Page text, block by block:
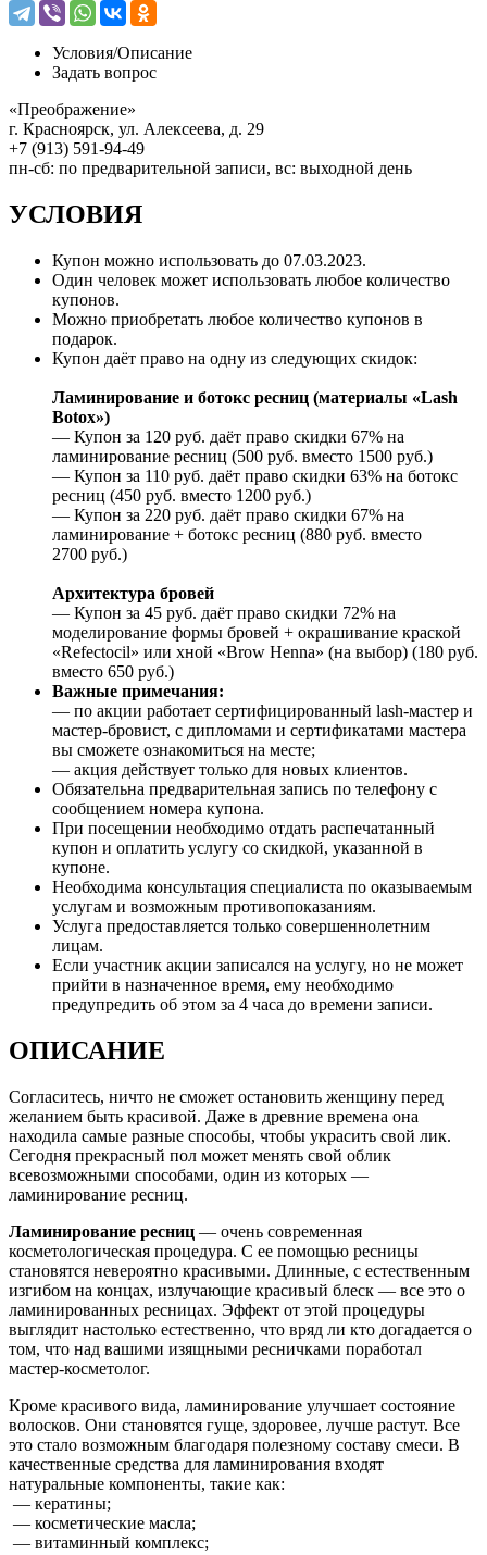
Условия/Описание
Задать вопрос
«Преображение»
г. Красноярск, ул. Алексеева, д. 29
+7 (913) 591-94-49
пн-сб: по предварительной записи, вс: выходной день
УСЛОВИЯ
Купон можно использовать до 07.03.2023.
Один человек может использовать любое количество
купонов.
Можно приобретать любое количество купонов в
подарок.
Купон даёт право на одну из следующих скидок:
Ламинирование и ботокс ресниц (материалы «Lash
Botox»)
— Купон за 120 руб. даёт право скидки 67% на
ламинирование ресниц (500 руб. вместо 1500 руб.)
— Купон за 110 руб. даёт право скидки 63% на ботокс
ресниц (450 руб. вместо 1200 руб.)
— Купон за 220 руб. даёт право скидки 67% на
ламинирование + ботокс ресниц (880 руб. вместо
2700 руб.)
Архитектура бровей
— Купон за 45 руб. даёт право скидки 72% на
моделирование формы бровей + окрашивание краской
«Refectocil» или хной «Brow Henna» (на выбор) (180 руб.
вместо 650 руб.)
Важные примечания:
— по акции работает сертифицированный lash-мастер и
мастер-бровист, с дипломами и сертификатами мастера
вы сможете ознакомиться на месте;
— акция действует только для новых клиентов.
Обязательна предварительная запись по телефону с
сообщением номера купона.
При посещении необходимо отдать распечатанный
купон и оплатить услугу со скидкой, указанной в
купоне.
Необходима консультация специалиста по оказываемым
услугам и возможным противопоказаниям.
Услуга предоставляется только совершеннолетним
лицам.
Если участник акции записался на услугу, но не может
прийти в назначенное время, ему необходимо
предупредить об этом за 4 часа до времени записи.
ОПИСАНИЕ
Согласитесь, ничто не сможет остановить женщину перед
желанием быть красивой. Даже в древние времена она
находила самые разные способы, чтобы украсить свой лик.
Сегодня прекрасный пол может менять свой облик
всевозможными способами, один из которых —
ламинирование ресниц.
Ламинирование ресниц — очень современная
косметологическая процедура. С ее помощью ресницы
становятся невероятно красивыми. Длинные, с естественным
изгибом на концах, излучающие красивый блеск — все это о
ламинированных ресницах. Эффект от этой процедуры
выглядит настолько естественно, что вряд ли кто догадается о
том, что над вашими изящными ресничками поработал
мастер-косметолог.
Кроме красивого вида, ламинирование улучшает состояние
волосков. Они становятся гуще, здоровее, лучше растут. Все
это стало возможным благодаря полезному составу смеси. В
качественные средства для ламинирования входят
натуральные компоненты, такие как:
— кератины;
— косметические масла;
— витаминный комплекс;